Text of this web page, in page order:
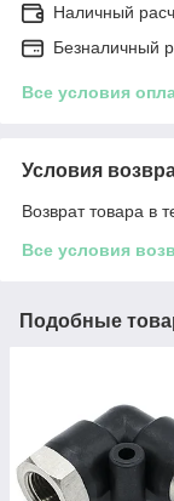
Наличный
Безналичный
Все условия
Условия
Возврат товара в
Все условия
Подобные